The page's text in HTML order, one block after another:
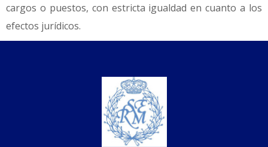
cargos o puestos, con estricta igualdad en cuanto a los
efectos jurídicos.